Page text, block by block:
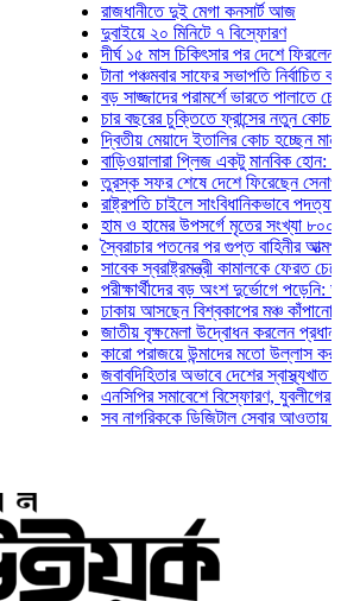
রাজধানীতে দুই মেগা কনসার্ট আজ
দুবাইয়ে ২০ মিনিটে ৭ বিস্ফোরণ
দীর্ঘ ১৫ মাস চিকিৎসার পর দেশে ফিরলেন
টানা পঞ্চমবার সাফের সভাপতি নির্বাচিত কাজী
বড় সাজ্জাদের পরামর্শে ভারতে পালাতে
চার বছরের চুক্তিতে ফ্রান্সের নতুন কোচ জিদান
দ্বিতীয় মেয়াদে ইতালির কোচ হচ্ছেন মানচিনি
বাড়িওয়ালারা প্লিজ একটু মানবিক হোন: মনিরা
তুরস্ক সফর শেষে দেশে ফিরেছেন সেনাপ্রধান
রাষ্ট্রপতি চাইলে সাংবিধানিকভাবে পদত্যাগ
হাম ও হামের উপসর্গে মৃতের সংখ্যা ৮০০ ছাড়াল
স্বৈরাচার পতনের পর গুপ্ত বাহিনীর আত্মপ্রকাশ:
সাবেক স্বরাষ্ট্রমন্ত্রী কামালকে ফেরত চেয়ে
পরীক্ষার্থীদের বড় অংশ দুর্ভোগে পড়েনি: ড.
ঢাকায় আসছেন বিশ্বকাপের মঞ্চ কাঁপানো সেই
জাতীয় বৃক্ষমেলা উদ্বোধন করলেন প্রধানমন্ত্রী
কারো পরাজয়ে উন্মাদের মতো উল্লাস করতে হয়
জবাবদিহিতার অভাবে দেশের স্বাস্থ্যখাত নানা
এনসিপির সমাবেশে বিস্ফোরণ, যুবলীগের দুই
সব নাগরিককে ডিজিটাল সেবার আওতায় আনতে